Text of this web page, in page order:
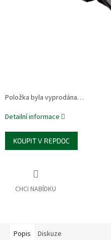
Položka byla vyprodána…
Detailní informace
KOUPIT V REPDOC
Popis Diskuze